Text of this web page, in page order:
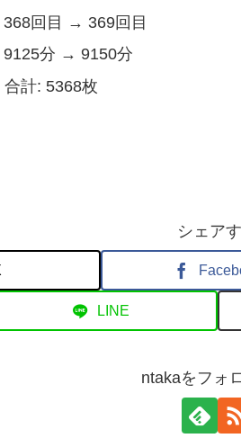
368回目 → 369回目
9125分 → 9150分
計: 5368枚
シェア
LINE
ntakaをフォ